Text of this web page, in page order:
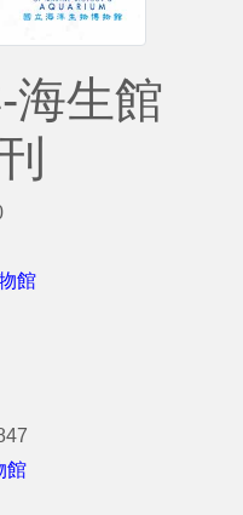
海生館
館
館